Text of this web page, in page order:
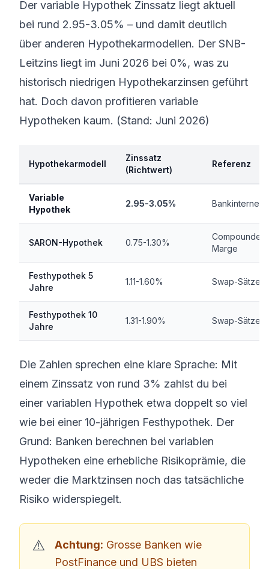
Der variable Hypothek Zinssatz liegt aktuell
bei rund 2.95-3.05% – und damit deutlich
über anderen Hypothekarmodellen. Der SNB-
Leitzins liegt im Juni 2026 bei 0%, was zu
historisch niedrigen Hypothekarzinsen geführt
hat. Doch davon profitieren variable
Hypotheken kaum. (Stand: Juni 2026)
Hypothekarmodell
Zinssatz
(Richtwert)
Referenz
Variable
Hypothek
2.95-3.05% Bankinterner
SARON-Hypothek 0.75-1.30%
Compounded
Marge
Festhypothek 5
Jahre
1.11-1.60% Swap-Sätze
Festhypothek 10
Jahre
1.31-1.90% Swap-Sätze
Die Zahlen sprechen eine klare Sprache: Mit
einem Zinssatz von rund 3% zahlst du bei
einer variablen Hypothek etwa doppelt so viel
wie bei einer 10-jährigen Festhypothek. Der
Grund: Banken berechnen bei variablen
Hypotheken eine erhebliche Risikoprämie, die
weder die Marktzinsen noch das tatsächliche
Risiko widerspiegelt.
Achtung: Grosse Banken wie
PostFinance und UBS bieten